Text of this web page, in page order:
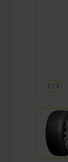
1 / 1